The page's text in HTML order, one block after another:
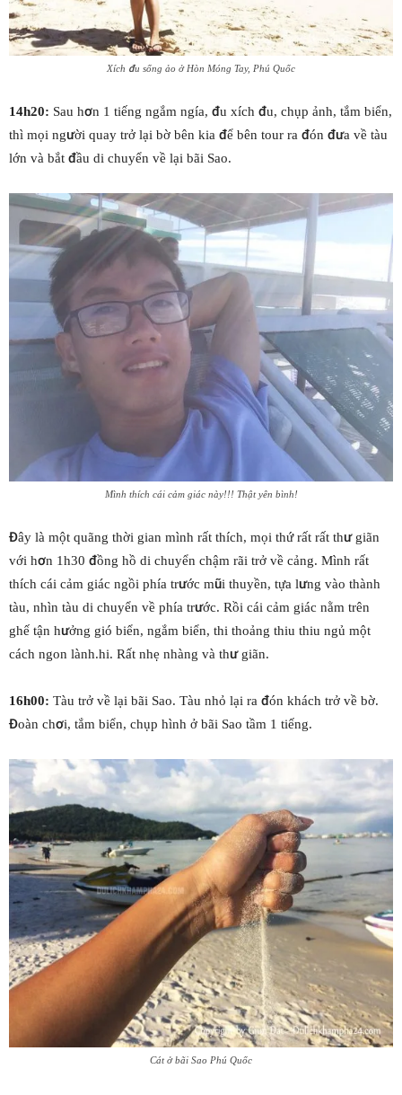
Xích đu sống ảo ở Hòn Móng Tay, Phú Quốc
14h20: Sau hơn 1 tiếng ngắm ngía, đu xích đu, chụp ảnh, tắm biển,
thì mọi người quay trở lại bờ bên kia để bên tour ra đón đưa về tàu
lớn và bắt đầu di chuyển về lại bãi Sao.
Mình thích cái cảm giác này!!! Thật yên bình!
Đây là một quãng thời gian mình rất thích, mọi thứ rất rất thư giãn
với hơn 1h30 đồng hồ di chuyển chậm rãi trở về cảng. Mình rất
thích cái cảm giác ngồi phía trước mũi thuyền, tựa lưng vào thành
tàu, nhìn tàu di chuyển về phía trước. Rồi cái cảm giác nằm trên
ghế tận hưởng gió biển, ngắm biển, thi thoảng thiu thiu ngủ một
cách ngon lành.hi. Rất nhẹ nhàng và thư giãn.
16h00: Tàu trở về lại bãi Sao. Tàu nhỏ lại ra đón khách trở về bờ.
Đoàn chơi, tắm biển, chụp hình ở bãi Sao tầm 1 tiếng.
Cát ở bãi Sao Phú Quốc